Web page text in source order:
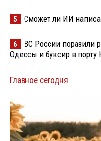
5 Сможет ли ИИ
6
ВС России поразили
Одессы и буксир в порту
Главное сегодня